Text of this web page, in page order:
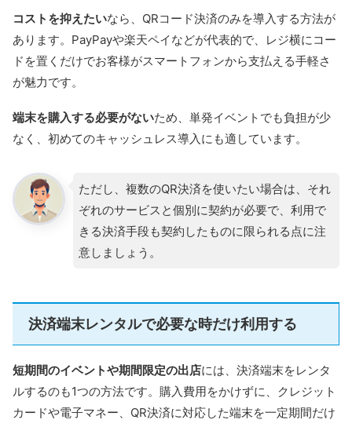
コストを抑えたいなら、QRコード決済のみを導入する方法が
あります。PayPayや楽天ペイなどが代表的で、レジ横にコー
ドを置くだけでお客様がスマートフォンから支払える手軽さ
が魅力です。
端末を購入する必要がないため、単発イベントでも負担が少
なく、初めてのキャッシュレス導入にも適しています。
ただし、複数のQR決済を使いたい場合は、それ
ぞれのサービスと個別に契約が必要で、利用で
きる決済手段も契約したものに限られる点に注
意しましょう。
決済端末レンタルで必要な時だけ利用する
短期間のイベントや期間限定の出店には、決済端末をレンタ
ルするのも1つの方法です。購入費用をかけずに、クレジット
カードや電子マネー、QR決済に対応した端末を一定期間だけ